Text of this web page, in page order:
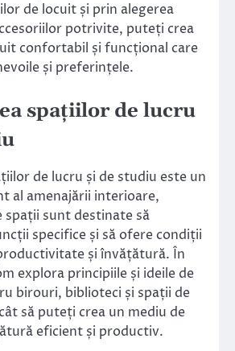
de locuit și prin alegerea
potrivite, puteți crea
confortabil și funcțional care
și preferințele.
spațiilor de lucru
de lucru și de studiu este un
al amenajării interioare,
spații sunt destinate să
specifice și să ofere condiții
și învățătură. În
explora principiile și ideile de
birouri, biblioteci și spații de
să puteți crea un mediu de
eficient și productiv.